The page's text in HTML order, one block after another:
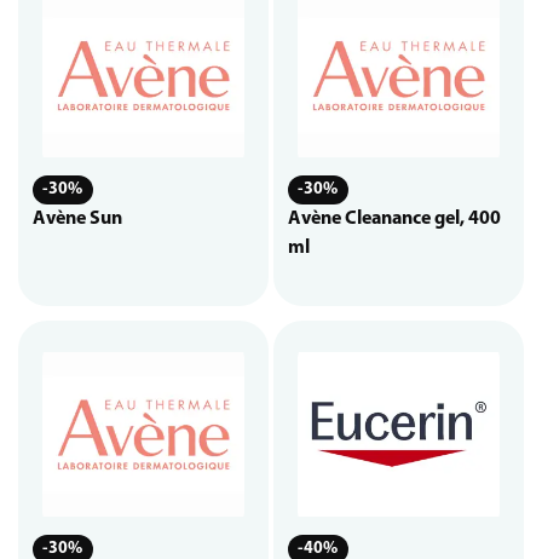
-30%
Avène Sun
-30%
Avène Cleanance gel, 400
ml
-30% -40%